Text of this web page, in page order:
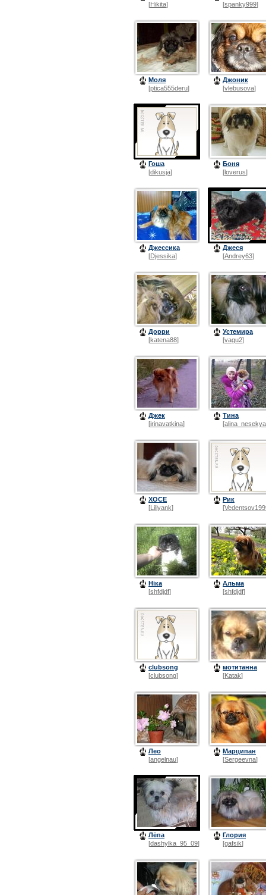
[Hikita]
[spanky999]
Моля
[ptica555deru]
Джоник
[vlebusova]
Гоша
[dikusja]
Боня
[loverus]
Джессика
[Djessika]
Джеся
[Andrey63]
Дорри
[katena88]
Устемира
[vagu2]
Джек
[irinavatkina]
Тина
[
ХОСЕ
[Liliyank]
Рик
[
Ніка
[shfdjdf]
Альма
[shfdjdf]
clubsong
[clubsong]
мотитанна
[Katak]
Лео
[angelnau]
Марципан
[Sergeevna]
Лёпа
[dashylka_95_09]
Глория
[gafsik]